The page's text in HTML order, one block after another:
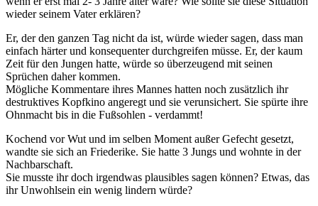
wieder seinem Vater erklären?
Er, der den ganzen Tag nicht da ist, würde wieder sagen, dass man
einfach härter und konsequenter durchgreifen müsse. Er, der kaum
Zeit für den Jungen hatte, würde so überzeugend mit seinen
Sprüchen daher kommen.
Mögliche Kommentare ihres Mannes hatten noch zusätzlich ihr
destruktives Kopfkino angeregt und sie verunsichert. Sie spürte ihre
Ohnmacht bis in die Fußsohlen - verdammt!
Kochend vor Wut und im selben Moment außer Gefecht gesetzt,
wandte sie sich an Friederike. Sie hatte 3 Jungs und wohnte in der
Nachbarschaft.
Sie musste ihr doch irgendwas plausibles sagen können? Etwas, das
ihr Unwohlsein ein wenig lindern würde?